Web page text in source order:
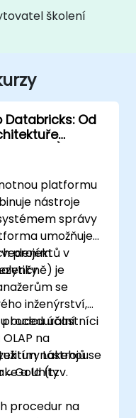
školení
Od
kurz)
platformu
nástroje
správy
umožňuje
projektů v
je
se
inženýrství,
na
nástrojů
a Unity
budou účastníci
Lakehouse
(tzv.
procedur na